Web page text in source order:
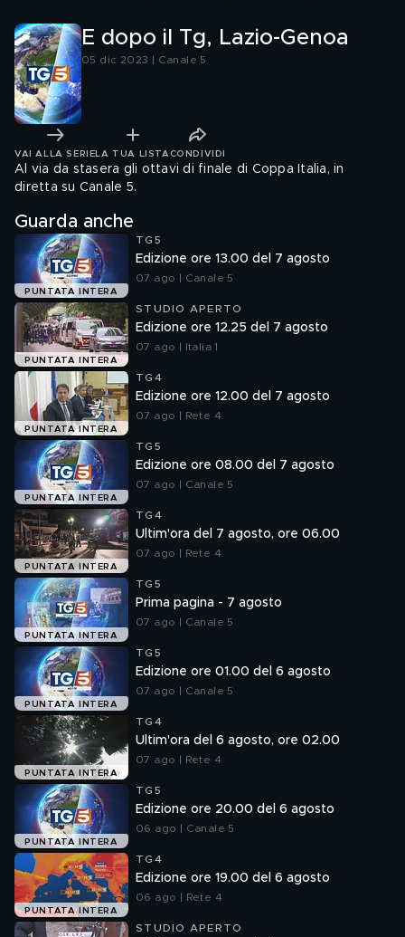
E dopo il Tg, Lazio-Genoa
05 dic 2023 | Canale 5
VAI ALLA SERIE LA TUA LISTA CONDIVIDI
Al via da stasera gli ottavi di finale di Coppa Italia, in
diretta su Canale 5.
Guarda anche
PUNTATA INTERA
TG5
Edizione ore 13.00 del 7 agosto
07 ago | Canale 5
PUNTATA INTERA
STUDIO APERTO
Edizione ore 12.25 del 7 agosto
07 ago | Italia 1
PUNTATA INTERA
TG4
Edizione ore 12.00 del 7 agosto
07 ago | Rete 4
PUNTATA INTERA
TG5
Edizione ore 08.00 del 7 agosto
07 ago | Canale 5
PUNTATA INTERA
TG4
Ultim'ora del 7 agosto, ore 06.00
07 ago | Rete 4
PUNTATA INTERA
TG5
Prima pagina - 7 agosto
07 ago | Canale 5
PUNTATA INTERA
TG5
Edizione ore 01.00 del 6 agosto
07 ago | Canale 5
PUNTATA INTERA
TG4
Ultim'ora del 6 agosto, ore 02.00
07 ago | Rete 4
PUNTATA INTERA
TG5
Edizione ore 20.00 del 6 agosto
06 ago | Canale 5
PUNTATA INTERA
TG4
Edizione ore 19.00 del 6 agosto
06 ago | Rete 4
STUDIO APERTO